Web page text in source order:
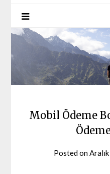
Mobil Ödeme
Posted on